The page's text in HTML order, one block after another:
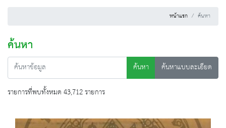
หน้าแรก ค้นหา
ค้นหา
ค้นหา
ค้นหาแบบละเอียด
รายการที่พบทั้งหมด 43,712 รายการ